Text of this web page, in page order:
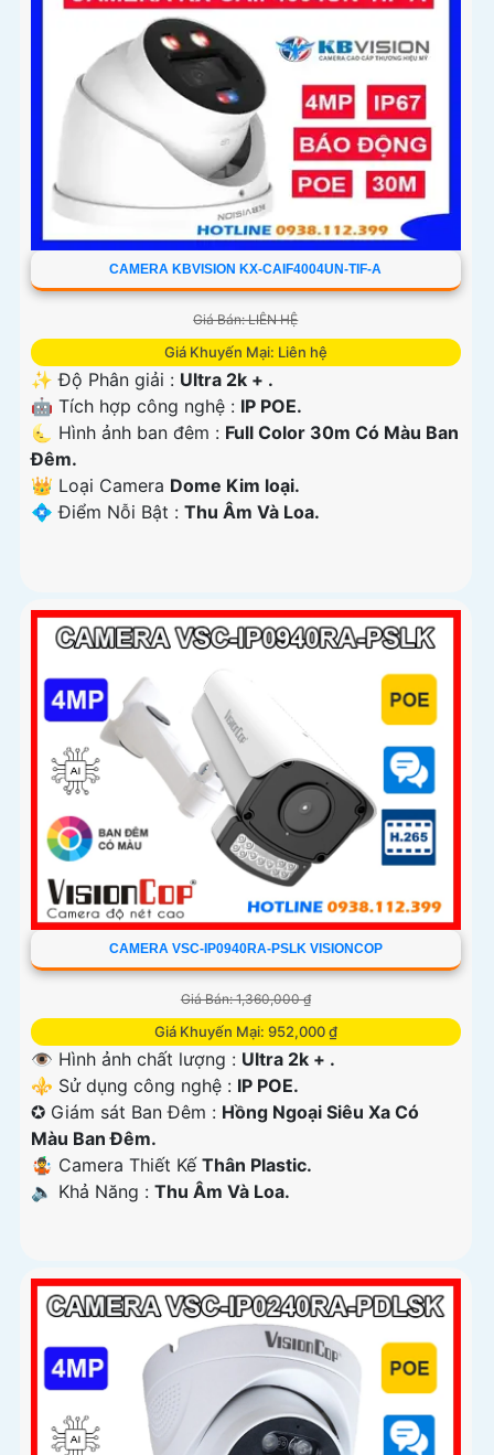
CAMERA KBVISION KX-CAIF4004UN-TIF-A
Giá Bán: LIÊN HỆ
Giá Khuyến Mại: Liên hệ
✨ Độ Phân giải : Ultra 2k + .
🤖️ Tích hợp công nghệ : IP POE.
🌜 Hình ảnh ban đêm : Full Color 30m Có Màu Ban
Ðêm.
👑 Loại Camera Dome Kim loại.
️💠 Điểm Nỗi Bật : Thu Âm Và Loa.
CAMERA VSC-IP0940RA-PSLK VISIONCOP
Giá Bán: 1,360,000 ₫
Giá Khuyến Mại: 952,000 ₫
👁 Hình ảnh chất lượng : Ultra 2k + .
⚜️ Sử dụng công nghệ : IP POE.
✪ Giám sát Ban Đêm : Hồng Ngoại Siêu Xa Có
Màu Ban Ðêm.
🤹 Camera Thiết Kế Thân Plastic.
️🔈 Khả Năng : Thu Âm Và Loa.